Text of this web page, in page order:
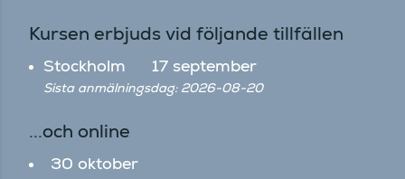
Kursen erbjuds vid följande tillfällen
Stockholm 17 september
Sista anmälningsdag: 2026-08-20
...och online
30 oktober